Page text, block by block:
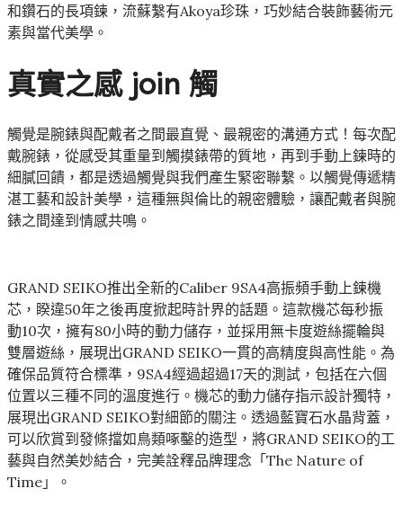
和鑽石的長項鍊，流蘇繫有Akoya珍珠，巧妙結合裝飾藝術元
素與當代美學。
真實之感 join 觸
觸覺是腕錶與配戴者之間最直覺、最親密的溝通方式！每次配
戴腕錶，從感受其重量到觸摸錶帶的質地，再到手動上鍊時的
細膩回饋，都是透過觸覺與我們產生緊密聯繫。以觸覺傳遞精
湛工藝和設計美學，這種無與倫比的親密體驗，讓配戴者與腕
錶之間達到情感共鳴。
GRAND SEIKO推出全新的Caliber 9SA4高振頻手動上鍊機
芯，睽違50年之後再度掀起時計界的話題。這款機芯每秒振
動10次，擁有80小時的動力儲存，並採用無卡度遊絲擺輪與
雙層遊絲，展現出GRAND SEIKO一貫的高精度與高性能。為
確保品質符合標準，9SA4經過超過17天的測試，包括在六個
位置以三種不同的溫度進行。機芯的動力儲存指示設計獨特，
展現出GRAND SEIKO對細節的關注。透過藍寶石水晶背蓋，
可以欣賞到發條擋如鳥類啄鑿的造型，將GRAND SEIKO的工
藝與自然美妙結合，完美詮釋品牌理念「The Nature of
Time」。